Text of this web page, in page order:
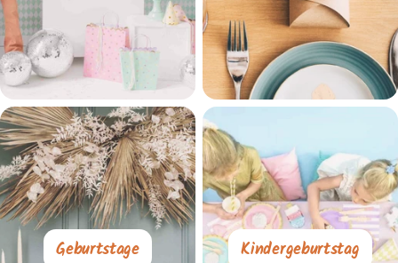
Geburtstage Kindergeburtstag